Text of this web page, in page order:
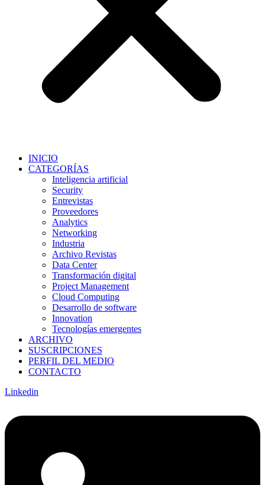
INICIO
CATEGORÍAS
Inteligencia artificial
Security
Entrevistas
Proveedores
Analytics
Networking
Industria
Archivo Revistas
Data Center
Transformación digital
Project Management
Cloud Computing
Desarrollo de software
Innovation
Tecnologías emergentes
ARCHIVO
SUSCRIPCIONES
PERFIL DEL MEDIO
CONTACTO
Linkedin